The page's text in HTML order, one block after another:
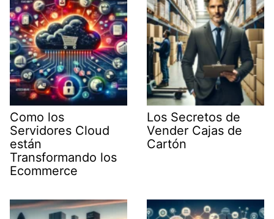
Como los
Servidores Cloud
están
Transformando los
Ecommerce
Los Secretos de
Vender Cajas de
Cartón